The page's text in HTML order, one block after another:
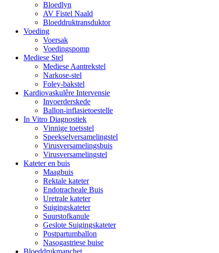
Bloedlyn
AV Fistel Naald
Bloeddruktransduktor
Voeding
Voersak
Voedingspomp
Mediese Stel
Mediese Aantrekstel
Narkose-stel
Foley-bakstel
Kardiovaskulêre Intervensie
Invoerderskede
Ballon-inflasietoestelle
In Vitro Diagnostiek
Vinnige toetsstel
Speekselversamelingstel
Virusversamelingsbuis
Virusversamelingstel
Kateter en buis
Maagbuis
Rektale kateter
Endotracheale Buis
Uretrale kateter
Suigingskateter
Suurstofkanule
Geslote Suigingskateter
Postpartumballon
Nasogastriese buise
Bloeddrukmanchet